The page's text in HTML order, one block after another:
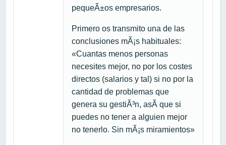
pequeÃ±os empresarios.
Primero os transmito una de las
conclusiones mÃ¡s habituales:
«Cuantas menos personas
necesites mejor, no por los costes
directos (salarios y tal) si no por la
cantidad de problemas que
genera su gestiÃ³n, asÃ­ que si
puedes no tener a alguien mejor
no tenerlo. Sin mÃ¡s miramientos»